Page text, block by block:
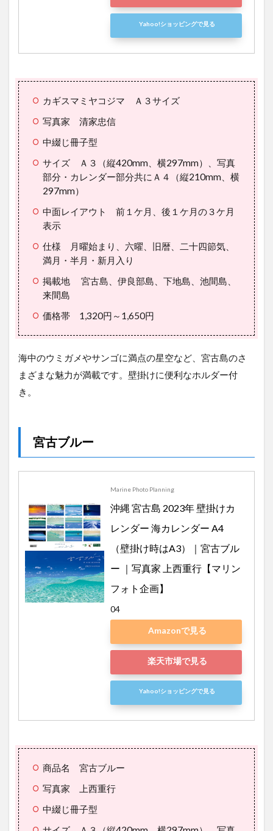
Yahoo!ショッピングで見る
カギスマミヤコジマ Ａ３サイズ
写真家 清家忠信
中綴じ冊子型
サイズ Ａ３（縦420mm、横297mm）、写真
部分・カレンダー部分共にＡ４（縦210mm、横
297mm）
中面レイアウト 前１ケ月、後１ケ月の３ケ月
表示
仕様 月曜始まり、六曜、旧暦、二十四節気、
満月・半月・新月入り
掲載地 宮古島、伊良部島、下地島、池間島、
来間島
価格帯 1,320円～1,650円
海中のウミガメやサンゴに満点の星空など、宮古島のさ
まざまな魅力が満載です。壁掛けに便利なホルダー付
き。
宮古ブルー
Marine Photo Planning
沖縄 宮古島 2023年 壁掛けカ
レンダー 海カレンダー A4
（壁掛け時はA3）｜宮古ブル
ー ｜写真家 上西重行【マリン
フォト企画】
04
Amazonで見る
楽天市場で見る
Yahoo!ショッピングで見る
商品名 宮古ブルー
写真家 上西重行
中綴じ冊子型